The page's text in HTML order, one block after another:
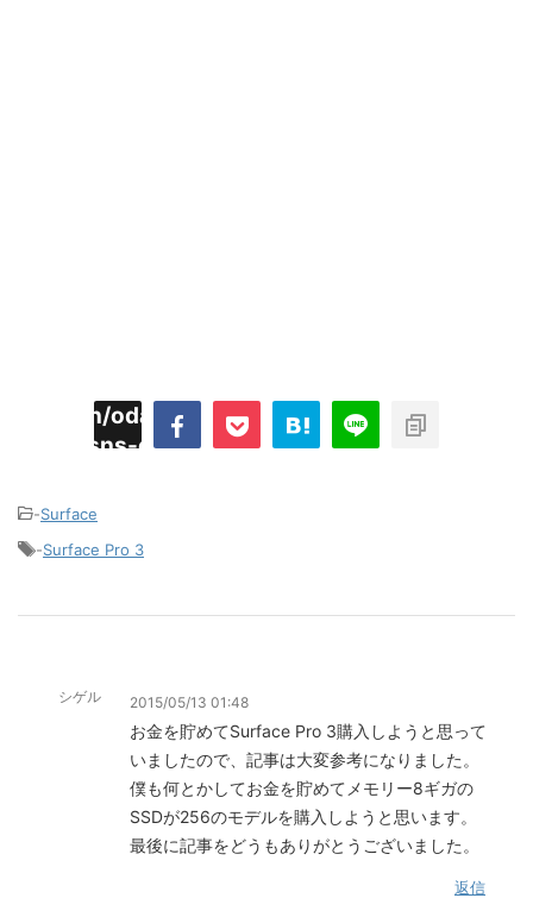
odaiji.com/public_html/blog/wp-
sns-count-cache/sns-count-
-Surface
-Surface Pro 3
シゲル 2015/05/13 01:48
お金を貯めてSurface Pro 3購入しようと思って
いましたので、記事は大変参考になりました。
僕も何とかしてお金を貯めてメモリー8ギガの
SSDが256のモデルを購入しようと思います。
最後に記事をどうもありがとうございました。
返信